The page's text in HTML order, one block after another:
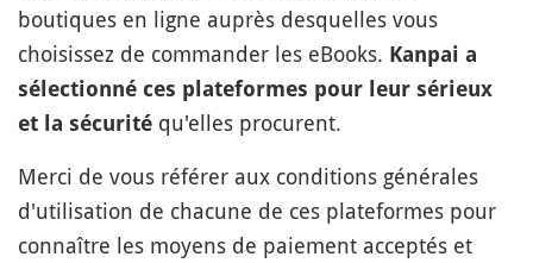
boutiques en ligne auprès desquelles vous
choisissez de commander les eBooks. Kanpai a
sélectionné ces plateformes pour leur sérieux
et la sécurité qu'elles procurent.
Merci de vous référer aux conditions générales
d'utilisation de chacune de ces plateformes pour
connaître les moyens de paiement acceptés et